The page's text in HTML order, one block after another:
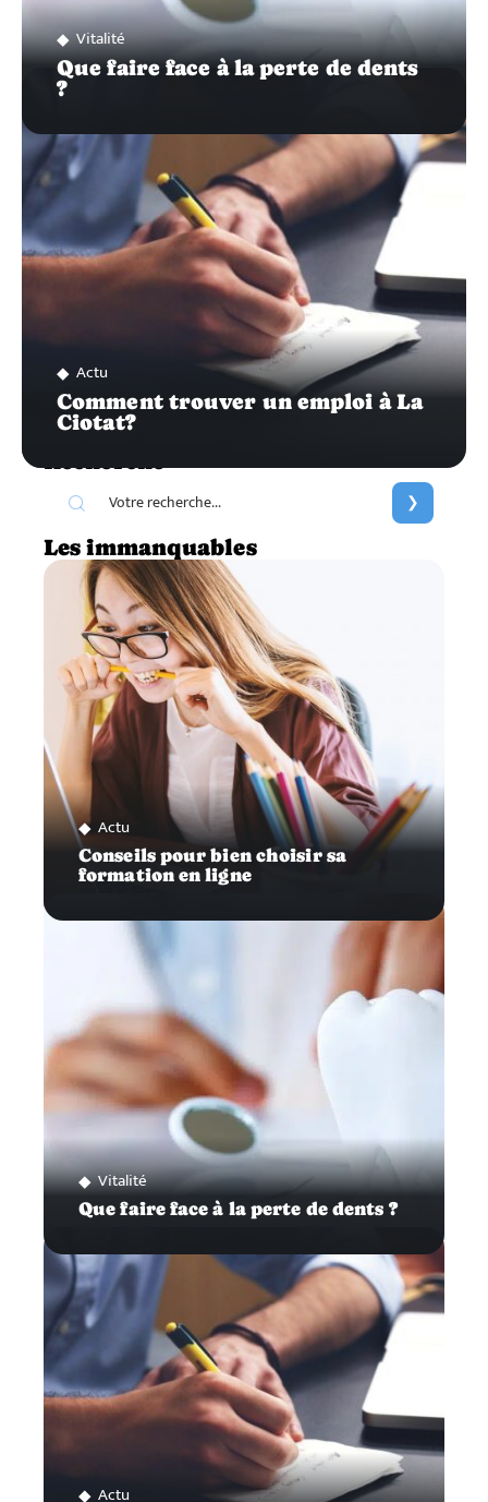
Vitalité
Que faire face à la perte de dents
?
Actu
Comment trouver un emploi à La
Ciotat?
Recherche
Les immanquables
Actu
Conseils pour bien choisir sa
formation en ligne
Vitalité
Que faire face à la perte de dents ?
Actu